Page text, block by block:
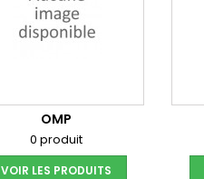
OMP
0 produit
VOIR LES PRODUITS